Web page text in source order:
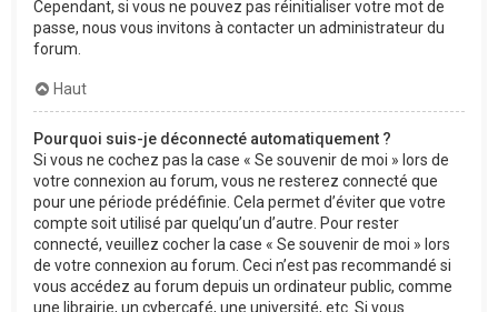
Cependant, si vous ne pouvez pas réinitialiser votre mot de
passe, nous vous invitons à contacter un administrateur du
forum.
Haut
Pourquoi suis-je déconnecté automatiquement ?
Si vous ne cochez pas la case « Se souvenir de moi » lors de
votre connexion au forum, vous ne resterez connecté que
pour une période prédéfinie. Cela permet d’éviter que votre
compte soit utilisé par quelqu’un d’autre. Pour rester
connecté, veuillez cocher la case « Se souvenir de moi » lors
de votre connexion au forum. Ceci n’est pas recommandé si
vous accédez au forum depuis un ordinateur public, comme
une librairie, un cybercafé, une université, etc. Si vous